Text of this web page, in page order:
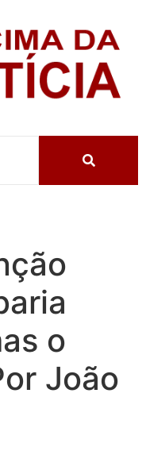
o
João